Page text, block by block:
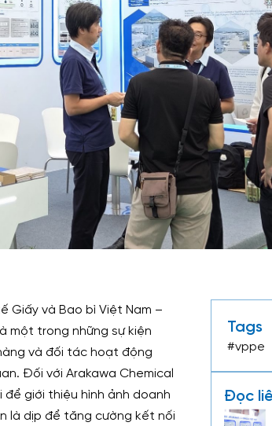
Giấy và Bao bì Việt Nam –
một trong những sự kiện
và đối tác hoạt động
Đối với Arakawa Chemical
giới thiệu hình ảnh doanh
là dịp để tăng cường kết nối
Tags
#vppe
Đọc